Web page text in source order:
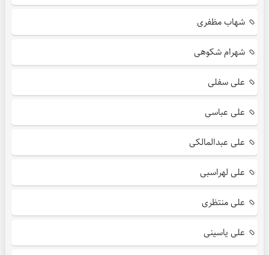
شهاب مظفری
شهرام شکوهی
علی سفلی
علی عباسی
علی عبدالمالکی
علی لهراسبی
علی منتظری
علی یاسینی